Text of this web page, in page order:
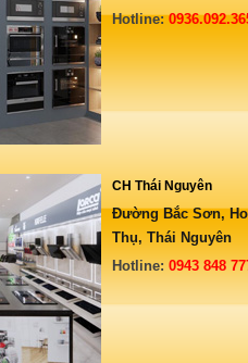
Hotline:
CH Thái Nguyên
Đường Bắc Sơn,
Thụ, Thái Nguyên
Hotline: 0943 848